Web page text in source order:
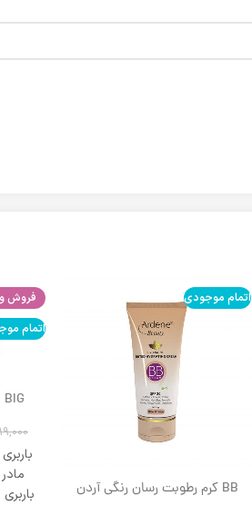
اتمام موجودی
BB کرم رطوبت رسان رنگی آردن
فروش
اتمام